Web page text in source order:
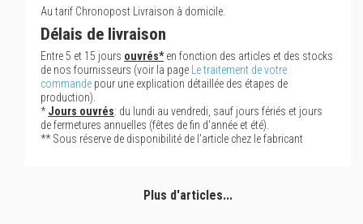
Au tarif Chronopost Livraison à domicile.
Délais de livraison
Entre 5 et 15 jours ouvrés*en fonction des articles et des stocks
de nos fournisseurs (voir la page
Le traitement de votre
commande pour une explication détaillée des étapes de
production).
*Jours ouvrés: du lundi au vendredi, sauf jours fériés et jours
de fermetures annuelles (fêtes de fin d'année et été).
** Sous réserve de disponibilité de l'article chez le fabricant
Plus d'articles...